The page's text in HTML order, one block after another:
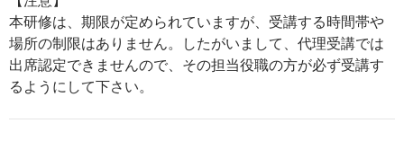
本研修は、期限が定められていますが、受講する時間帯や
場所の制限はありません。したがいまして、代理受講では
出席認定できませんので、その担当役職の方が必ず受講す
るようにして下さい。